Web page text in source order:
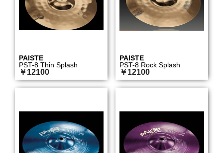
PAISTE
PST-8 Thin Splash
￥12100
PAISTE
PST-8 Rock Splash
￥12100